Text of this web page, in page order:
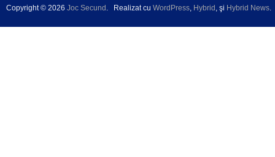
Copyright © 2026 Joc Secund . Realizat cu WordPress, Hybrid , şi Hybrid News.